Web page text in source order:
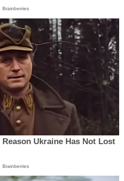
Brainberries
Ukraine Has Not Lost
Brainberries